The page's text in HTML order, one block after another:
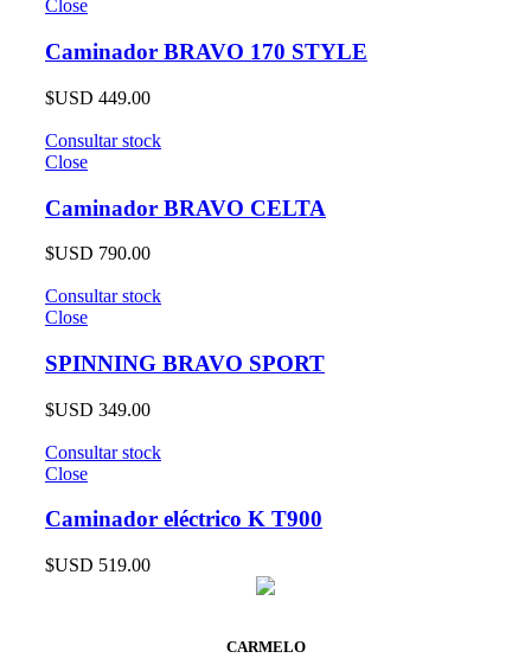
Close
Caminador BRAVO 170 STYLE
$USD 449.00
Consultar stock
Close
Caminador BRAVO CELTA
$USD 790.00
Consultar stock
Close
SPINNING BRAVO SPORT
$USD 349.00
Consultar stock
Close
Caminador eléctrico K T900
$USD 519.00
CARMELO